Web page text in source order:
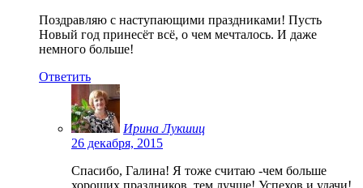
Поздравляю с наступающими праздниками! Пусть
Новый год принесёт всё, о чем мечталось. И даже
немного больше!
Ответить
Ирина Лукшиц
26 декабря, 2015
Спасибо, Галина! Я тоже считаю -чем больше
хороших праздников, тем лучше! Успехов и удачи!